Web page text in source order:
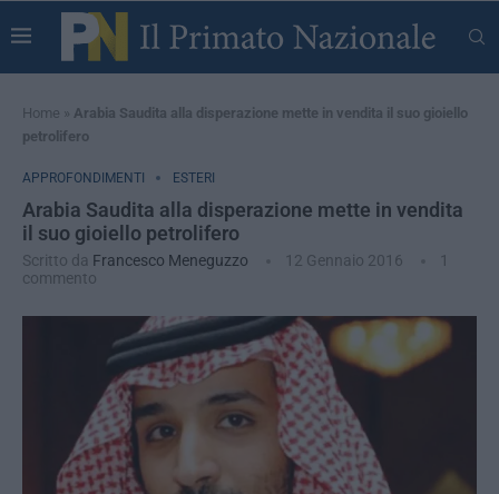
Home » Arabia Saudita alla disperazione mette in vendita il suo gioiello
petrolifero
APPROFONDIMENTI ESTERI
Arabia Saudita alla disperazione mette in vendita
il suo gioiello petrolifero
Scritto da Francesco Meneguzzo 12 Gennaio 2016
1
commento